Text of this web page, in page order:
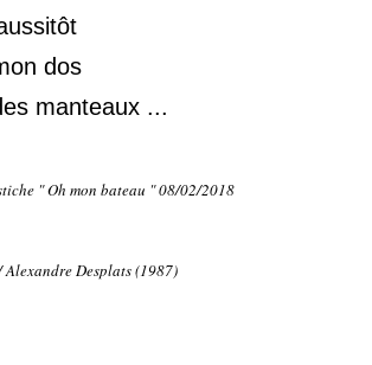
dos
manteaux ...
" Oh mon bateau " 08/02/2018
Desplats (1987)